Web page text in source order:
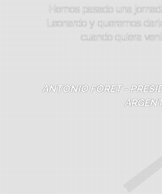
Hola leo, mago komodin.
humor y tu magia son